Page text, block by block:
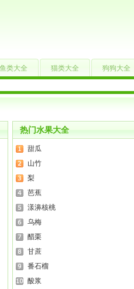
鱼类大全 猫类大全 狗狗大全
热门水果大全
甜瓜
山竹
梨
芭蕉
漾濞核桃
乌梅
醋栗
甘蔗
番石榴
酸浆